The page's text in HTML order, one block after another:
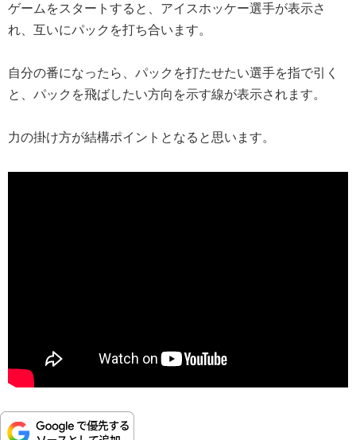
ゲームをスタートすると、アイスホッケー選手が表示さ
れ、互いにパックを打ち合います。
自分の番になったら、パックを打たせたい選手を指で引く
と、パックを飛ばしたい方向を示す線が表示されます。
力の掛け方が結構ポイントとなると思います。